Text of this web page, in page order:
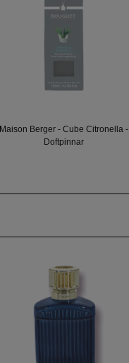
Maison Berger - Cube Citronella -
Doftpinnar